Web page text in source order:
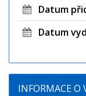
Datum
Datum
INFORMACE O